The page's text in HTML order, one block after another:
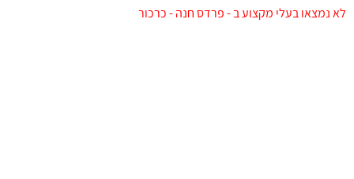
לא נמצאו בעלי מקצוע ב - פרדס חנה - כרכור